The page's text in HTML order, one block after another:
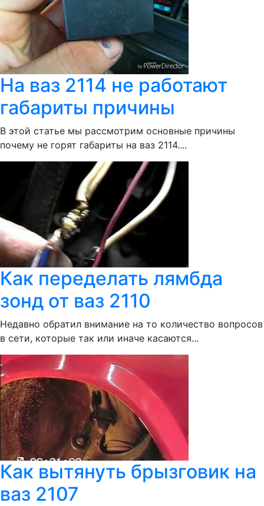
На ваз 2114 не работают
габариты причины
В этой статье мы рассмотрим основные причины
почему не горят габариты на ваз 2114....
Как переделать лямбда
зонд от ваз 2110
Недавно обратил внимание на то количество вопросов
в сети, которые так или иначе касаются...
Как вытянуть брызговик на
ваз 2107